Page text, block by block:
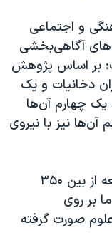
و اجتماعی
آگاهی‌بخشی
بر اساس پژوهش
دخانیات و یک
یک چهارم آن‌ها
نیز با نیروی
وی گفت: ما در این پژوهش ۱۹۷ مطالعه از بین ۳۵۰
بر روی
صورت گرفته